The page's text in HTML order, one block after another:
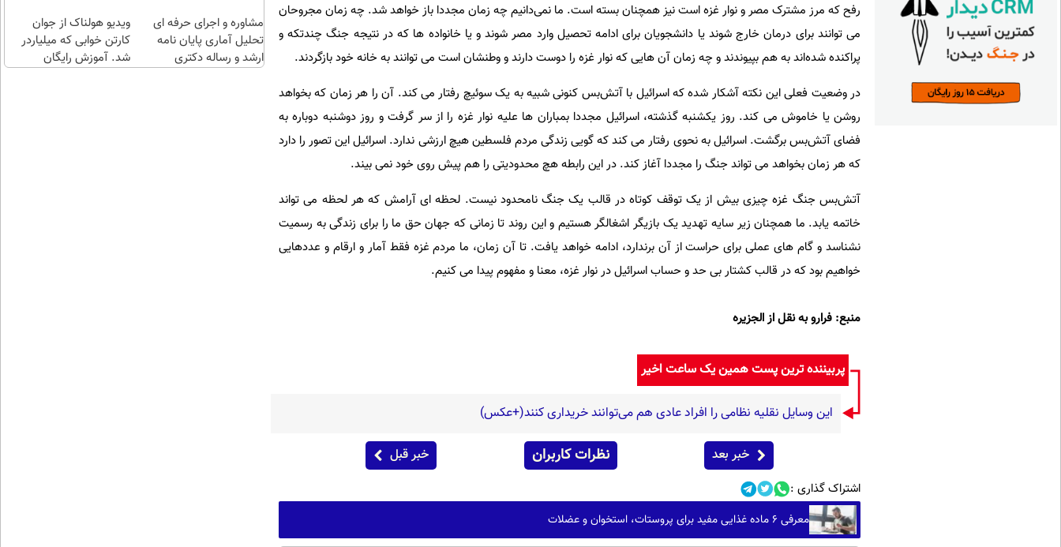
رفح که مرز مشترک مصر و نوار غزه است نیز همچنان بسته است. ما نمی‌دانیم چه زمان مجددا باز خواهد شد. چه زمان مجروحان
می توانند برای درمان خارج شوند یا دانشجویان برای ادامه تحصیل وارد مصر شوند و یا خانواده ها که در نتیجه جنگ چندتکه و
پراکنده شده‌اند به هم بپیوندند و چه زمان آن هایی که نوار غزه را دوست دارند و وطنشان است می توانند به خانه خود بازگردند.
در وضعیت فعلی این نکته آشکار شده که اسرائیل با آتش‌بس کنونی شبیه به یک سوئیچ رفتار می کند. آن را هر زمان که بخواهد
روشن یا خاموش می کند. روز یکشنبه گذشته، اسرائیل مجددا بمباران ها علیه نوار غزه را از سر گرفت و روز دوشنبه دوباره به
فضای آتش‌بس برگشت. اسرائیل به نحوی رفتار می کند که گویی زندگی مردم فلسطین هیچ ارزشی ندارد. اسرائیل این تصور را دارد
که هر زمان بخواهد می تواند جنگ را مجددا آغاز کند. در این رابطه هچ محدودیتی را هم پیش روی خود نمی بیند.
آتش‌بس جنگ غزه چیزی بیش از یک توقف کوتاه در قالب یک جنگ نامحدود نیست. لحظه ای آرامش که هر لحظه می تواند
خاتمه یابد. ما همچنان زیر سایه تهدید یک بازیگر اشغالگر هستیم و این روند تا زمانی که جهان حق ما را برای زندگی به رسمیت
نشناسد و گام های عملی برای حراست از آن برندارد، ادامه خواهد یافت. تا آن زمان، ما مردم غزه فقط آمار و ارقام و عددهایی
خواهیم بود که در قالب کشتار بی حد و حساب اسرائیل در نوار غزه، معنا و مفهوم پیدا می کنیم.
منبع: فرارو به نقل از الجزیره
پربیننده ترین پست همین یک ساعت اخیر
این وسایل نقلیه نظامی را افراد عادی هم می‌توانند خریداری کنند(+عکس)
خبر بعد نظرات کاربران خبر قبل
اشتراک گذاری :
معرفی ۶ ماده غذایی مفید برای پروستات، استخوان و عضلات
چند
کلیک)
مشاوره و اجرای حرفه ای
تحلیل آماری پایان نامه
ارشد و رساله دکتری
ویدیو هولناک از جوان
کارتن خوابی که میلیاردر
شد. آموزش رایگان